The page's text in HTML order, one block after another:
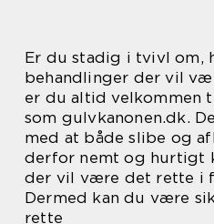
Er du stadig i tvivl om,
behandlinger der vil
er du altid velkommen
som gulvkanonen.dk.
med at både slibe og
derfor nemt og hurtigt
der vil være det rette i
Dermed kan du være
rette